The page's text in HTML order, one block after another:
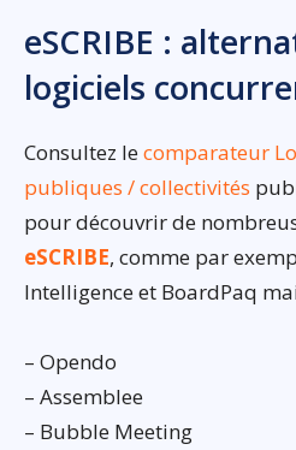
eSCRIBE :
logiciels
Consultez lecomparateur
publiques / collectivités
pour découvrir de
eSCRIBE, comme par
Intelligence et BoardPaq
– Opendo
– Assemblee
– Bubble Meeting